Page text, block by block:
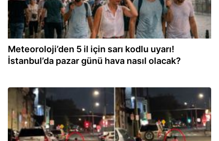
Meteoroloji’den 5 il için sarı kodlu uyarı!
İstanbul’da pazar günü hava nasıl olacak?
10:53